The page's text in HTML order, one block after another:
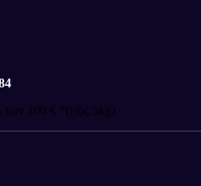
των 100 € *(εώς 5kg)